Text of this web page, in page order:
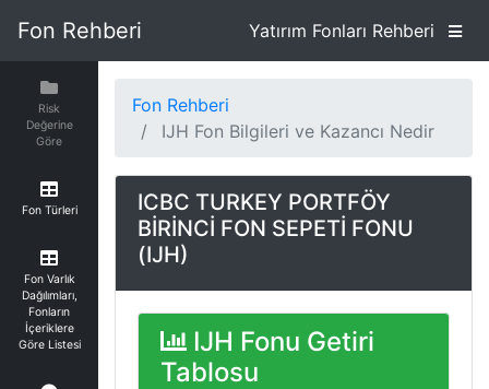
Fon Rehberi Yatırım Fonları Rehberi
Risk
Değerine
Göre
Fon Türleri
Fon Varlık
Dağılımları,
Fonların
İçeriklere
Göre Listesi
Fon Rehberi
IJH Fon Bilgileri ve Kazancı Nedir
ICBC TURKEY PORTFÖY
BİRİNCİ FON SEPETİ FONU
(IJH)
IJH Fonu Getiri
Tablosu